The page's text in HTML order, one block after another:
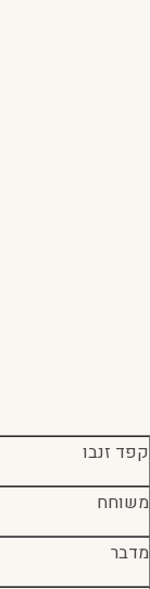
קפד זנבו
משוחח
מדבר